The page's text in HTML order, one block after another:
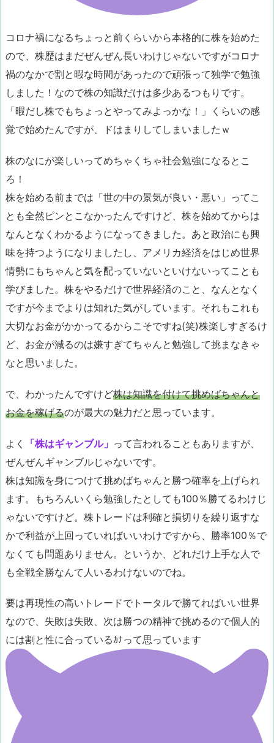
コロナ禍になるちょっと前くらいから本格的に株を始めた
ので、株歴はまだぜんぜん長いわけじゃないですがコロナ
禍のなかで割と暇な時間があったので頑張って独学で勉強
しました！なので株の知識だけは多少あるつもりです。
「暇だし株でもちょっとやってみよっかな！」くらいの感
覚で始めたんですが、ドはまりしてしまいましたｗ
株のなにが楽しいってめちゃくちゃ社会勉強になるとこ
ろ！
株を始める前までは「世の中の景気が良い・悪い」ってこ
とも全然ピンとこなかったんですけど、株を始めてからは
なんとなくわかるようになってきました。あと政治にも興
味を持つようになりましたし、アメリカ経済をはじめ世界
情勢にもちゃんと気を配っていないといけないってことも
学びました。株をやるだけで世界経済のこと、なんとなく
ですが今までよりは知れた気がしています。それもこれも
大切なお金がかかってるからこそですね(笑)株楽しすぎるけ
ど、お金が減るのは嫌すぎてちゃんと勉強して挑まなきゃ
なと思いました。
で、わかったんですけど株は知識を付けて挑めばちゃんと
お金を稼げるのが最大の魅力だと思っています。
よく 「株はギャンブル」 って言われることもありますが、
ぜんぜんギャンブルじゃないです。
株は知識を身につけて挑めばちゃんと勝つ確率を上げられ
ます。もちろんいくら勉強したとしても100％勝てるわけじ
ゃないですけど。株トレードは利確と損切りを繰り返すな
かで利益が上回っていればいいわけですから、勝率100％で
なくても問題ありません。というか、どれだけ上手な人で
も全戦全勝なんて人いるわけないのでね。
要は再現性の高いトレードでトータルで勝てればいい世界
なので、失敗は失敗、次は勝つの精神で挑めるので個人的
には割と性に合っているｶﾅって思っています